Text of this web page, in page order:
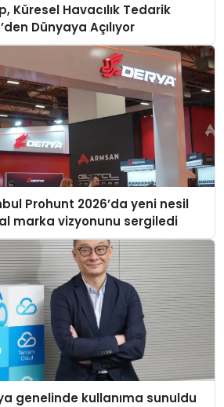
Küresel Havacılık Tedarik
Dünyaya Açılıyor
Prohunt 2026’da yeni nesil
marka vizyonunu sergiledi
genelinde kullanıma sunuldu